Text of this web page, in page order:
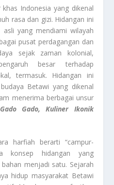
Indonesia yang dikenal
rasa dan gizi. Hidangan ini
yang mendiami wilayah
pusat perdagangan dan
sejak zaman kolonial,
besar terhadap
termasuk. Hidangan ini
Betawi yang dikenal
menerima berbagai unsur
Gado, Kuliner Ikonik
harfiah berarti “campur-
konsep hidangan yang
menjadi satu. Sejarah
hidup masyarakat Betawi